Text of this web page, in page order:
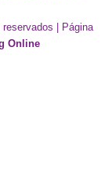
| Página
Online